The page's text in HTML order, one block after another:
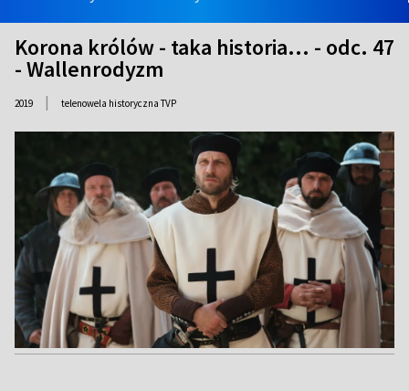
Korona królów - taka historia... - odc. 47
- Wallenrodyzm
2019 | telenowela historyczna TVP